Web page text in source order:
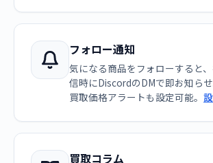
フォロー通知
気になる商品をフォローすると
信時にDiscordのDMで即お知ら
買取価格アラートも設定可能。
買取コラム